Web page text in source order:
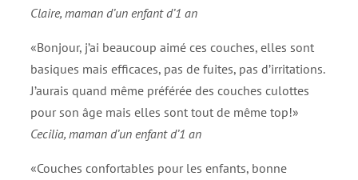
Claire, maman d’un enfant d’1 an
«Bonjour, j’ai beaucoup aimé ces couches, elles sont
basiques mais efficaces, pas de fuites, pas d’irritations.
J’aurais quand même préférée des couches culottes
pour son âge mais elles sont tout de même top!»
Cecilia, maman d’un enfant d’1 an
«Couches confortables pour les enfants, bonne